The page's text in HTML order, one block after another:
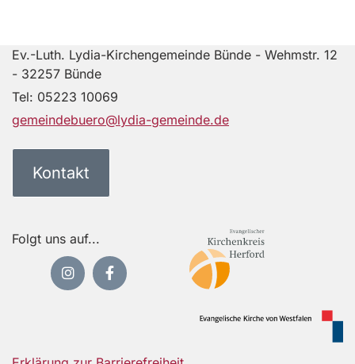
Ev.-Luth. Lydia-Kirchengemeinde Bünde - Wehmstr. 12
- 32257 Bünde
Tel: 05223 10069
gemeindebuero@lydia-gemeinde.de
Kontakt
Folgt uns auf...